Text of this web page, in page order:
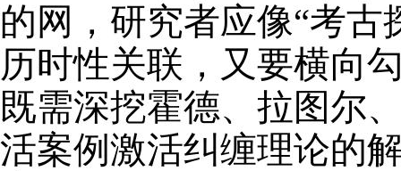
的网，研究者应像“考古
历时性关联，又要横向
既需深挖霍德、拉图尔
活案例激活纠缠理论的